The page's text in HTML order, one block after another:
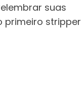
suas
primeiro stripper